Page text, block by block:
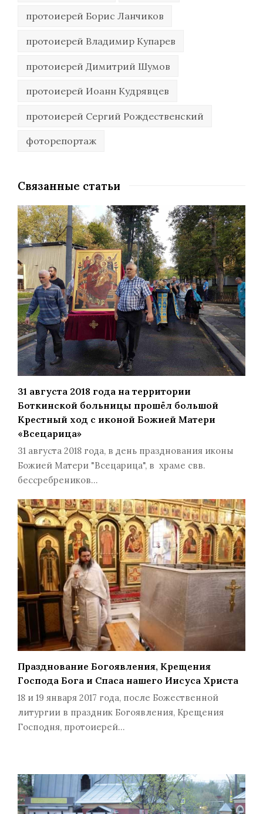
протоиерей Борис Ланчиков
протоиерей Владимир Купарев
протоиерей Димитрий Шумов
протоиерей Иоанн Кудрявцев
протоиерей Сергий Рождественский
фоторепортаж
Связанные статьи
31 августа 2018 года на территории
Боткинской больницы прошёл большой
Крестный ход с иконой Божией Матери
«Всецарица»
31 августа 2018 года, в день празднования иконы
Божией Матери "Всецарица", в храме свв.
бессребреников…
Празднование Богоявления, Крещения
Господа Бога и Спаса нашего Иисуса Христа
18 и 19 января 2017 года, после Божественной
литургии в праздник Богоявления, Крещения
Господня, протоиерей…